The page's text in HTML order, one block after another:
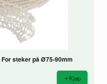
steker på Ø75-90mm
Kjøp